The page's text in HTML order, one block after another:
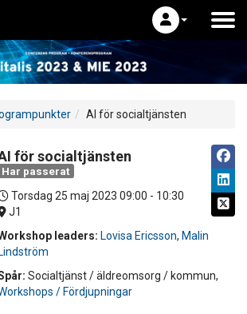
AI för socialtjänsten
för socialtjänsten
Har passerat
Torsdag 25 maj 2023 09:00 - 10:30
J1
leaders: Lovisa Ericsson, Malin
Lindström
Socialtjänst / äldreomsorg / kommun,
/ Fördjupningar